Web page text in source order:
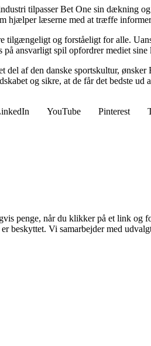
tilpasser Bet One sin dækning
hjælper læserne med at træffe
tilgængeligt og forståeligt for alle.
på ansvarligt spil opfordrer mediet
del af den danske sportskultur,
og sikre, at de får det bedste ud
YouTube Pinterest
penge, når du klikker på et link og
beskyttet. Vi samarbejder med